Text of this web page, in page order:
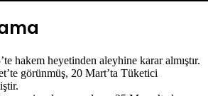
hakem heyetinden aleyhine karar almıştır.
görünmüş, 20 Mart’ta Tüketici